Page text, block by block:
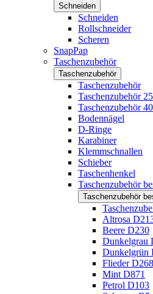
Schneiden
Schneiden
Rollschneider
Scheren
SnapPap
Taschenzubehör
Taschenzubehör
Taschenzubehör
Taschenzubehör
Taschenzubehör
Bodennägel
D-Ringe
Karabiner
Klemmschnallen
Schieber
Taschenhenkel
Taschenzubehör
Taschenzubehör
Altrosa
Beere D230
Dunkelgrau
Dunkelgrün
Flieder D268
Mint D871
Petrol D103